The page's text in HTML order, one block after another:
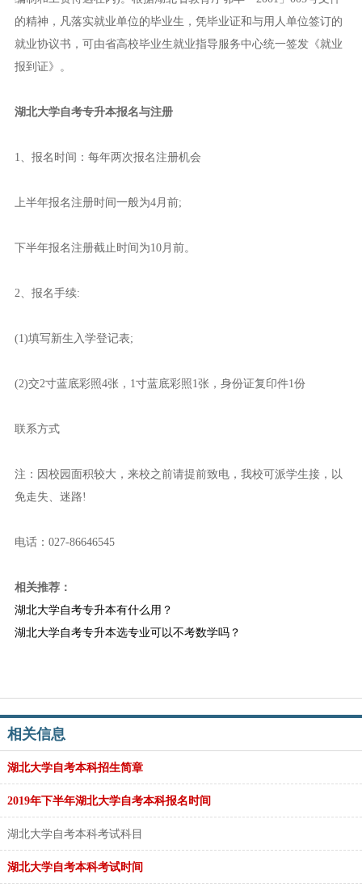
的精神，凡落实就业单位的毕业生，凭毕业证和与用人单位签订的
就业协议书，可由省高校毕业生就业指导服务中心统一签发《就业
报到证》。
湖北大学自考专升本报名与注册
1、报名时间：每年两次报名注册机会
上半年报名注册时间一般为4月前;
下半年报名注册截止时间为10月前。
2、报名手续:
(1)填写新生入学登记表;
(2)交2寸蓝底彩照4张，1寸蓝底彩照1张，身份证复印件1份
联系方式
注：因校园面积较大，来校之前请提前致电，我校可派学生接，以
免走失、迷路!
电话：027-86646545
相关推荐：
湖北大学自考专升本有什么用？
湖北大学自考专升本选专业可以不考数学吗？
相关信息
湖北大学自考本科招生简章
2019年下半年湖北大学自考本科报名时间
湖北大学自考本科考试科目
湖北大学自考本科考试时间